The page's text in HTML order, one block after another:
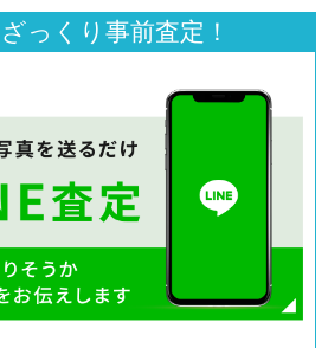
っくり事前査定！